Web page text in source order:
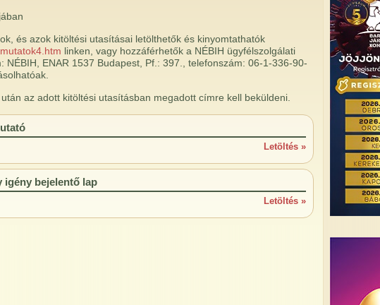
és azok kitöltési utasításai letölthetők és kinyomtathatók
linken, vagy hozzáférhetők a NÉBIH ügyfélszolgálati
NÉBIH, ENAR 1537 Budapest, Pf.: 397., telefonszám: 06-1-336-90-
az adott kitöltési utasításban megadott címre kell beküldeni.
Letöltés »
igény bejelentő lap
Letöltés »